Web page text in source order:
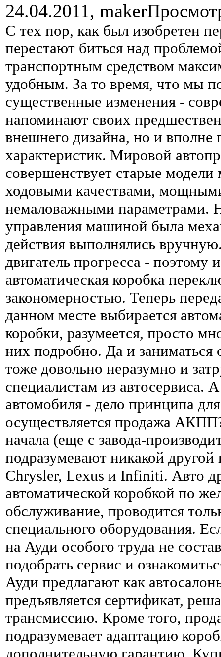
24.04.2011, maker
С тех пор, как был изобретен
перестают биться над
транспортным средством
удобным. За то время, что мы
существенные изменения -
напоминают своих
внешнего дизайна, но и
характеристик. Мировой
совершенствует старые
ходовыми качествами,
немаловажными параметрами.
управления машиной была
действия выполнялись
двигатель прогресса - поэтому
автоматическая коробка
закономерностью. Теперь
данном месте выбирается
коробки, разумеется, просто
них подробно. Да и
тоже довольно неразумно и
специалистам из автосервиса.
автомобиля - дело принципа
осуществляется продажа
начала (еще с завода-
подразумевают никакой
Chrysler, Lexus и Infiniti. Авто
автоматической коробкой по
обслуживание, проводится
специального оборудования.
на Ауди особого труда не
подобрать сервис и
Ауди предлагают как
предъявляется сертификат,
трансмиссию. Кроме того,
подразумевает адаптацию
дополнительную гарантию.